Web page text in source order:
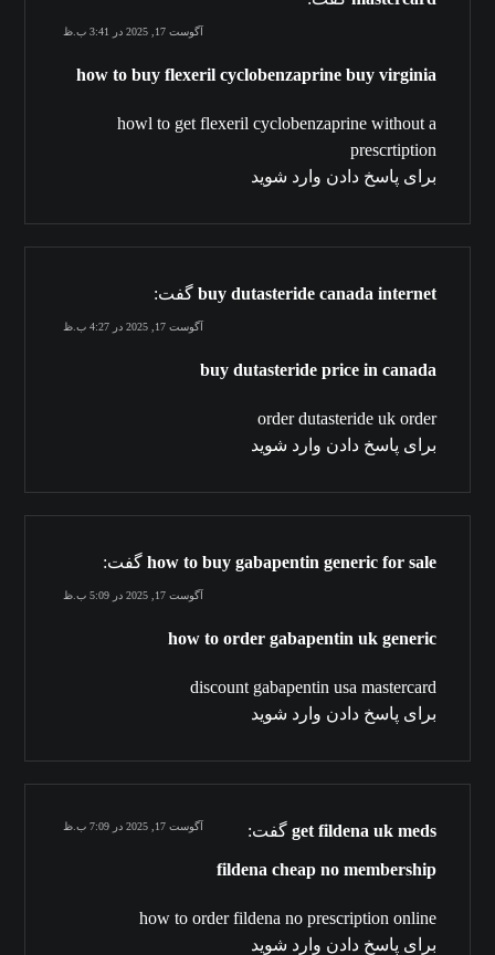
آگوست 17, 2025 در 3:41 ب.ظ
how to buy flexeril cyclobenzaprine buy virginia
howl to get flexeril cyclobenzaprine without a
prescrtiption
برای پاسخ دادن وارد شوید
buy dutasteride canada internet گفت:
آگوست 17, 2025 در 4:27 ب.ظ
buy dutasteride price in canada
order dutasteride uk order
برای پاسخ دادن وارد شوید
how to buy gabapentin generic for sale گفت:
آگوست 17, 2025 در 5:09 ب.ظ
how to order gabapentin uk generic
discount gabapentin usa mastercard
برای پاسخ دادن وارد شوید
get fildena uk meds گفت: آگوست 17, 2025 در 7:09 ب.ظ
fildena cheap no membership
how to order fildena no prescription online
برای پاسخ دادن وارد شوید